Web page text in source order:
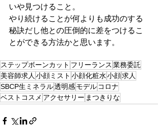
いや見つけること。
やり続けることが何よりも成功のする
秘訣だし他との圧倒的に差をつけるこ
とができる方法かと思います。
ステップボーンカット フリーランス 業務委託
美容師求人 小顔ミスト 小顔化粧水小顔求人
SBCP生ミネラル透明感モデル コロナ
ベストコスメ アクセサリー まつきりな